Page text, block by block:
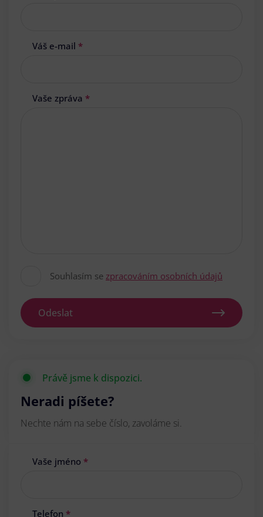
Váš e-mail *
Vaše zpráva *
Souhlasím se zpracováním osobních údajů
Odeslat
Právě jsme k dispozici.
Neradi píšete?
Nechte nám na sebe číslo, zavoláme si.
Vaše jméno *
Telefon *